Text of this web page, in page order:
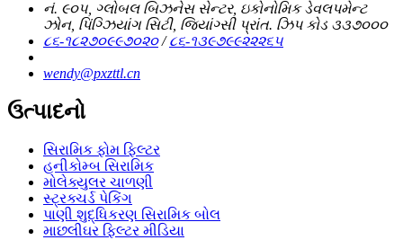
નં. ૯૦૫, ગ્લોબલ બિઝનેસ સેન્ટર, ઇકોનોમિક ડેવલપમેન્ટ
ઝોન, પિંગ્ઝિયાંગ સિટી, જિયાંગ્સી પ્રાંત. ઝિપ કોડ ૩૩૭૦૦૦
૮૬-૧૮૨૭૦૯૯૭૦૨૦/૮૬-૧૩૯૭૯૯૨૨૨૬૫
wendy@pxzttl.cn
ઉત્પાદનો
સિરામિક ફોમ ફિલ્ટર
હનીકોમ્બ સિરામિક
મોલેક્યુલર ચાળણી
સ્ટ્રક્ચર્ડ પેકિંગ
પાણી શુદ્ધિકરણ સિરામિક બોલ
માછલીઘર ફિલ્ટર મીડિયા